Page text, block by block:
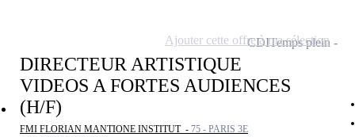
DIRECTEUR ARTISTIQUE
VIDEOS A FORTES AUDIENCES
(H/F)
FMI FLORIAN MANTIONE INSTITUT - 75 - PARIS 3E
CDITemps plein
Ajouter cette offre à ma sélection